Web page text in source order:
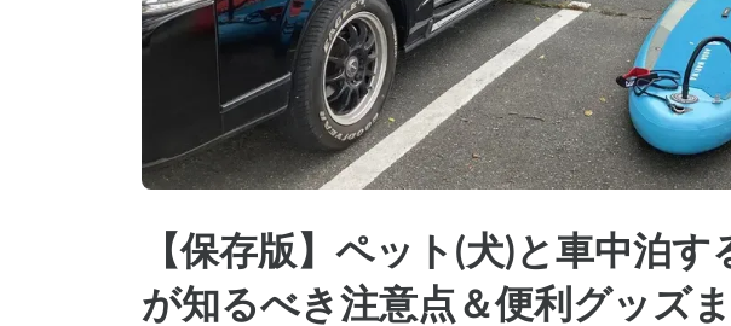
【保存版】ペット(犬)と車中泊
が知るべき注意点＆便利グッズ